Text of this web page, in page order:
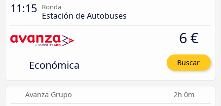
11:15 Ronda
Estación de Autobuses
Económica
6 €
Buscar
Avanza Grupo 2h 0m